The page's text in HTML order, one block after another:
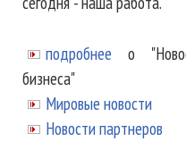
подробнее о
бизнеса"
Мировые новости
Новости партнеров